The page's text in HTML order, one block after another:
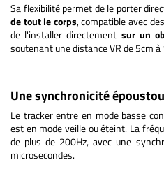
Sa flexibilité permet de le porter
de tout le corps, compatible avec
de l'installer directement sur un
soutenant une distance VR de 5cm
Une synchronicité
Le tracker entre en mode basse
est en mode veille ou éteint. La
de plus de 200Hz, avec une
microsecondes.